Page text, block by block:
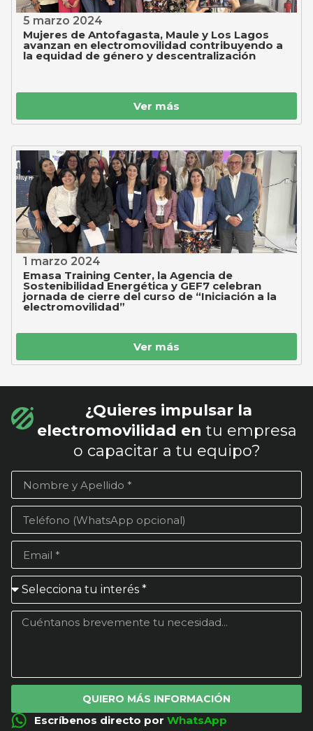
5 marzo 2024
Mujeres de Antofagasta, Maule y Los Lagos
avanzan en electromovilidad contribuyendo a
la equidad de género y descentralización
Ver más
1 marzo 2024
Emasa Training Center, la Agencia de
Sostenibilidad Energética y GEF7 celebran
jornada de cierre del curso de “Iniciación a la
electromovilidad”
Ver más
¿Quieres impulsar la
electromovilidad en tu empresa
o capacitar a tu equipo?
QUIERO MÁS INFORMACIÓN
Escríbenos directo por WhatsApp